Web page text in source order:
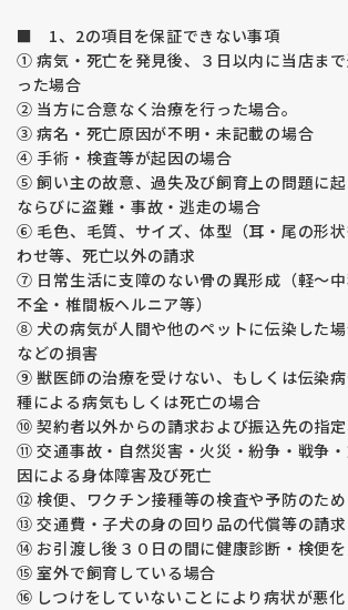
根治する方法は無く、外科的手術になると、
ります。何よりワンちゃんは一生痛みに耐え
になります。
股関節形成不全の発症の要因は７０％が遺伝
０％は環境要因と言われており、両親を検査
てくる子犬の遺伝子をコントロールする意味
を持っています。
両親の説明部分に表示されている数字はＪ
片側０～４５まであり、数字が小さいほど良
す。
福田ブリーダーの平均値は片側６でブリーデ
３以下と決めリスクを下げる取り組みをして
親兄弟で追えるラインもありますのでより
めになりたい方はご相談ください。
子犬は成長期であるため現時点で関節の状
できません。環境要因で発症することもあり
や運動、体重管理を飼い主様が管理してい
す。
【アレルギー・アトピー性皮膚炎】
最近アレルギーやアトピー性皮膚炎を発症し
られます。
福田ブリーダーの両親犬は1才時にアレルギ
の確認をしています。
若年で数値が高い子は将来発症する可能性
が似ることもあるため、数値の高い子の繁殖
■ 1、2の項目を保証できない事項
① 病気・死亡を発見後、３日以内に当店ま
った場合
② 当方に合意なく治療を行った場合。
③ 病名・死亡原因が不明・未記載の場合
④ 手術・検査等が起因の場合
⑤ 飼い主の故意、過失及び飼育上の問題に
ならびに盗難・事故・逃走の場合
⑥ 毛色、毛質、サイズ、体型（耳・尾の形
わせ等、死亡以外の請求
⑦ 日常生活に支障のない骨の異形成（軽～
不全・椎間板ヘルニア等）
⑧ 犬の病気が人間や他のペットに伝染した
などの損害
⑨ 獣医師の治療を受けない、もしくは伝染
種による病気もしくは死亡の場合
⑩ 契約者以外からの請求および振込先の指
⑪ 交通事故・自然災害・火災・紛争・戦争
因による身体障害及び死亡
⑫ 検便、ワクチン接種等の検査や予防のた
⑬ 交通費・子犬の身の回り品の代償等の請求
⑭ お引渡し後３０日の間に健康診断・検便
⑮ 室外で飼育している場合
⑯ しつけをしていないことにより病状が悪